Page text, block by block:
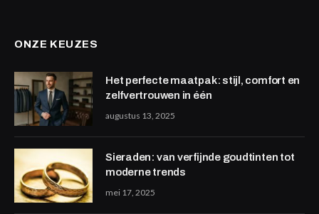
ONZE KEUZES
Het perfecte maatpak: stijl, comfort en
zelfvertrouwen in één
augustus 13, 2025
Sieraden: van verfijnde goudtinten tot
moderne trends
mei 17, 2025